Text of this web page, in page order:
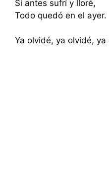
Si antes sufrí y lloré,
Todo quedó en el ayer.
Ya olvidé, ya olvidé, ya